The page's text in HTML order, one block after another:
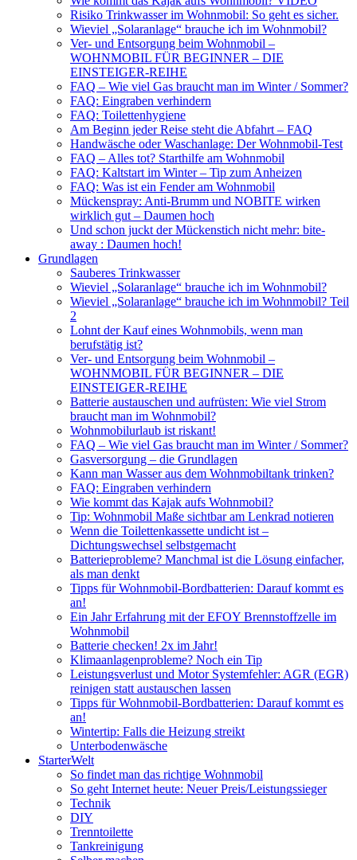
Risiko Trinkwasser im Wohnmobil: So geht es sicher.
Wieviel „Solaranlage“ brauche ich im Wohnmobil?
Ver- und Entsorgung beim Wohnmobil –
WOHNMOBIL FÜR BEGINNER – DIE
EINSTEIGER-REIHE
FAQ – Wie viel Gas braucht man im Winter / Sommer?
FAQ: Eingraben verhindern
FAQ: Toilettenhygiene
Am Beginn jeder Reise steht die Abfahrt – FAQ
Handwäsche oder Waschanlage: Der Wohnmobil-Test
FAQ – Alles tot? Starthilfe am Wohnmobil
FAQ: Kaltstart im Winter – Tip zum Anheizen
FAQ: Was ist ein Fender am Wohnmobil
Mückenspray: Anti-Brumm und NOBITE wirken
wirklich gut – Daumen hoch
Und schon juckt der Mückenstich nicht mehr: bite-
away : Daumen hoch!
Grundlagen
Sauberes Trinkwasser
Wieviel „Solaranlage“ brauche ich im Wohnmobil?
Wieviel „Solaranlage“ brauche ich im Wohnmobil? Teil
2
Lohnt der Kauf eines Wohnmobils, wenn man
berufstätig ist?
Ver- und Entsorgung beim Wohnmobil –
WOHNMOBIL FÜR BEGINNER – DIE
EINSTEIGER-REIHE
Batterie austauschen und aufrüsten: Wie viel Strom
braucht man im Wohnmobil?
Wohnmobilurlaub ist riskant!
FAQ – Wie viel Gas braucht man im Winter / Sommer?
Gasversorgung – die Grundlagen
Kann man Wasser aus dem Wohnmobiltank trinken?
FAQ: Eingraben verhindern
Wie kommt das Kajak aufs Wohnmobil?
Tip: Wohnmobil Maße sichtbar am Lenkrad notieren
Wenn die Toilettenkassette undicht ist –
Dichtungswechsel selbstgemacht
Batterieprobleme? Manchmal ist die Lösung einfacher,
als man denkt
Tipps für Wohnmobil-Bordbatterien: Darauf kommt es
an!
Ein Jahr Erfahrung mit der EFOY Brennstoffzelle im
Wohnmobil
Batterie checken! 2x im Jahr!
Klimaanlagenprobleme? Noch ein Tip
Leistungsverlust und Motor Systemfehler: AGR (EGR)
reinigen statt austauschen lassen
Tipps für Wohnmobil-Bordbatterien: Darauf kommt es
an!
Wintertip: Falls die Heizung streikt
Unterbodenwäsche
StarterWelt
So findet man das richtige Wohnmobil
So geht Internet heute: Neuer Preis/Leistungssieger
Technik
DIY
Trenntoilette
Tankreinigung